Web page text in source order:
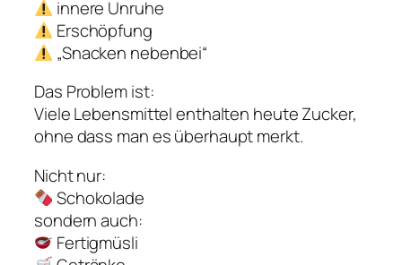
innere Unruhe
Erschöpfung
„Snacken nebenbei“
Das Problem ist:
Viele Lebensmittel enthalten heute Zucker,
ohne dass man es überhaupt merkt.
Nicht nur:
Schokolade
sondern auch:
Fertigmüsli